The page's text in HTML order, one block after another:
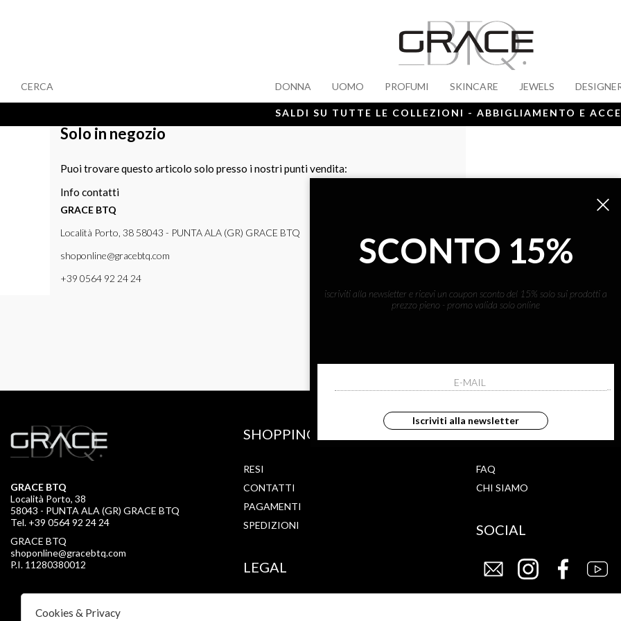
DONNA UOMO PROFUMI SKINCARE JEWELS
CERCA
SALDI SU TUTTE LE COLLEZIONI - ABBIGLIAMENTO E
Solo in negozio
Puoi trovare questo articolo solo presso i nostri punti vendita:
Info contatti
GRACE BTQ
Località Porto, 38 58043 - PUNTA ALA (GR) GRACE BTQ
shoponline@gracebtq.com
+39 0564 92 24 24
ISCRIVITI ALLA
ho letto ed accettato le condizioni sulla
GRACE BTQ
Località Porto, 38
58043 - PUNTA ALA (GR) GRACE BTQ
Tel. +39 0564 92 24 24
GRACE BTQ
shoponline@gracebtq.com
P.I. 11280380012
SHOPPING
RESI
CONTATTI
PAGAMENTI
SPEDIZIONI
LEGAL
STORE
FAQ
CHI SIAMO
SOCIAL
SCONTO 15%
iscriviti alla newsletter e ricevi un coupon sconto del 15% solo sui prodotti a
prezzo pieno - promo valida solo online
Iscriviti alla newsletter
Cookies & Privacy